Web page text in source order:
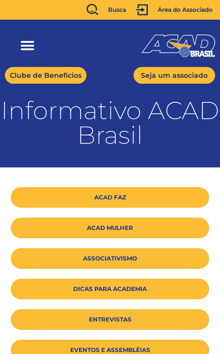
Busca Área do Associado
Clube de Benefícios Seja um associado
Informativo ACAD
Brasil
ACAD FAZ
ACAD MULHER
ASSOCIATIVISMO
DICAS PARA ACADEMIA
ENTREVISTAS
EVENTOS E ASSEMBLÉIAS